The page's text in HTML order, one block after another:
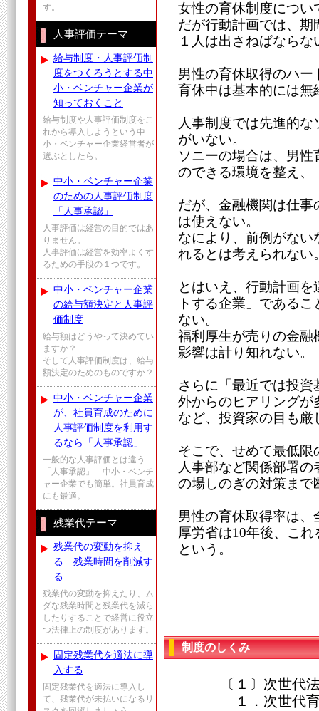
女性の育休制度につい
だが行動計画では、
１人は出さねばならな
男性の育休取得のハ
育休中は基本的には無
人事制度では先進的
がいない。
ソニーの場合は、男
のできる環境を整え、
だが、金融機関は仕
は使えない。
なにより、前例がな
れるとは考えられない
とはいえ、行動計画
トする企業」である
ない。
福利厚生が売りの金融
影響は計り知れない。
さらに「最近では投
外からのヒアリングが
など、投資家の目も厳
そこで、せめて最低
人事部など関係部署
の場しのぎの対策まで
男性の育休取得率は、
厚労省は10年後、こ
という。
制度のしくみ
〔１〕次世代法
１．次世代育成
す。
人事評価テーマ
給与制度・人事評価制
度をつくろうとする中
小・ベンチャー企業が
知っておくこと
給与制度や人事評価制度をこ
れから導入しようという中
小・ベンチャー企業経営者が
選ぶとしたら。
中小・ベンチャー企業
のための人事評価制度
「人事承認」
人事評価は経営の目的ではあ
りません。
人事評価は経営を効率よくす
るための手段の１つです。
中小・ベンチャー企業
の給与額決定と人事評
価制度
給与額はどうやって決めてい
ますか？
そして人事評価制度は、給与
額決定のためのものですか？
中小・ベンチャー企業
が、社員育成のために
人事評価制度を利用す
るなら「人事承認」
一般的な人事評価とは違う
「人事承認」 中小・ベンチ
ャー企業でも簡単。社員育成
にも最適。
残業代テーマ
残業代の変動を抑え
る 残業時間を削減す
る
残業代の変動を抑えたり、ム
ダな残業時間と残業代を減ら
したりすることで経営に役立
つ法律上の制度があります。
固定残業代を適法に導
入する
固定残業代を適法に導入し
て、残業代が未払いになるリ